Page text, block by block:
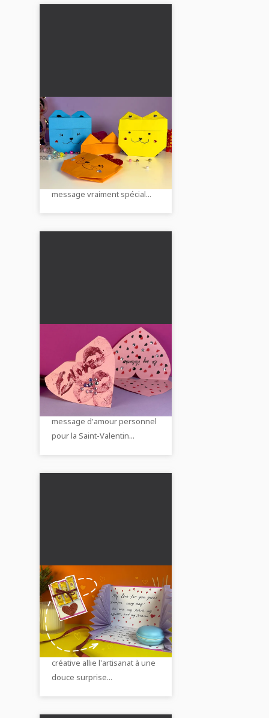
Pochette chat en
origami : instructions
avec vidéo, photos et
description
✉️ 😺 Pliez une jolie
enveloppe en forme de chat !
Ce joli emballage rend votre
message vraiment spécial...
Carte de la Saint-
Valentin avec des
empreintes de baisers
: guide avec vidéo,
photos et description
💋 💝 Crée une carte
romantique avec de vraies
empreintes de baisers ! Un
message d'amour personnel
pour la Saint-Valentin...
Carte de Saint-
Valentin douce avec
surprise : instructions
avec vidéo, photos et
description
💝 🍫 Crée un message
d'amour spécial avec des
bonbons cachés ! Cette carte
créative allie l'artisanat à une
douce surprise...